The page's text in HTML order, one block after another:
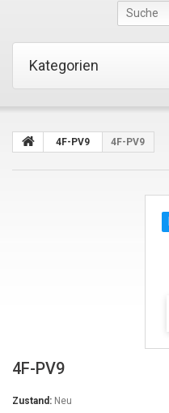
Kategorien
4F-PV9 4F-PV9
4F-PV9
Zustand: Neu